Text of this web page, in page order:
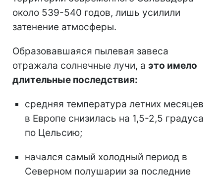
около 539-540 годов, лишь усилили
затенение атмосферы.
Образовавшаяся пылевая завеса
отражала солнечные лучи, а это имело
длительные последствия:
средняя температура летних месяцев
в Европе снизилась на 1,5-2,5 градуса
по Цельсию;
начался самый холодный период в
Северном полушарии за последние